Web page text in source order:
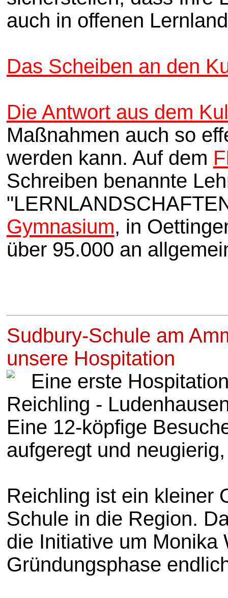
auch in offenen
Das Scheiben an den
Die Antwort aus dem
Maßnahmen auch so
werden kann. Auf dem
Schreiben benannte
Gymnasium, in
über 95.000 an
Sudbury-Schule am
unsere Hospitation
Eine erste
Reichling -
Eine 12-köpfige
aufgeregt und
Reichling ist ein kleiner
Schule in die Region.
die Initiative um Monika
Gründungsphase